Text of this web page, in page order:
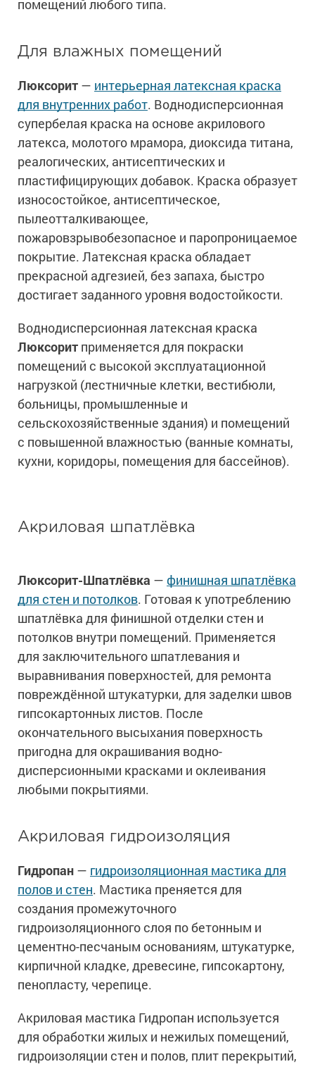
помещений любого типа.
Для влажных помещений
Люксорит — интерьерная латексная краска
для внутренних работ. Воднодисперсионная
супербелая краска на основе акрилового
латекса, молотого мрамора, диоксида титана,
реалогических, антисептических и
пластифицирующих добавок. Краска образует
износостойкое, антисептическое,
пылеотталкивающее,
пожаровзрывобезопасное и паропроницаемое
покрытие. Латексная краска обладает
прекрасной адгезией, без запаха, быстро
достигает заданного уровня водостойкости.
Воднодисперсионная латексная краска
Люксорит применяется для покраски
помещений с высокой эксплуатационной
нагрузкой (лестничные клетки, вестибюли,
больницы, промышленные и
сельскохозяйственные здания) и помещений
с повышенной влажностью (ванные комнаты,
кухни, коридоры, помещения для бассейнов).
Акриловая шпатлёвка
Люксорит-Шпатлёвка — финишная шпатлёвка
для стен и потолков. Готовая к употреблению
шпатлёвка для финишной отделки стен и
потолков внутри помещений. Применяется
для заключительного шпатлевания и
выравнивания поверхностей, для ремонта
повреждённой штукатурки, для заделки швов
гипсокартонных листов. После
окончательного высыхания поверхность
пригодна для окрашивания водно-
дисперсионными красками и оклеивания
любыми покрытиями.
Акриловая гидроизоляция
Гидропан — гидроизоляционная мастика для
полов и стен. Мастика преняется для
создания промежуточного
гидроизоляционного слоя по бетонным и
цементно-песчаным основаниям, штукатурке,
кирпичной кладке, древесине, гипсокартону,
пенопласту, черепице.
Акриловая мастика Гидропан используется
для обработки жилых и нежилых помещений,
гидроизоляции стен и полов, плит перекрытий,